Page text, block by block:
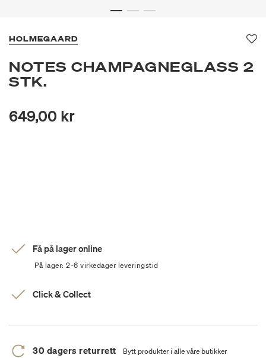
HOLMEGAARD
NOTES CHAMPAGNEGLASS 2
STK.
649,00 kr
Få på lager online
På lager: 2-6 virkedager leveringstid
Click & Collect
30 dagers returrett Bytt produkter i alle våre butikker